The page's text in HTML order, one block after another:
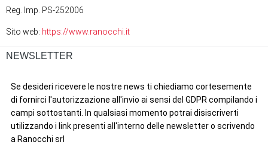
Reg. Imp. PS-252006
Sito web: https://www.ranocchi.it
NEWSLETTER